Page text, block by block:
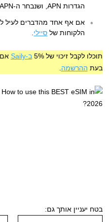
הגדרות APN, ושנבחר ה-APN הנכון.
אם אף אחד מהדברים לעיל
הלקוחות של סיילי
תוכלו לקבל זיכוי של 5% ב-Saily
בעת ההרשמה
בטח יעניין אותך גם: